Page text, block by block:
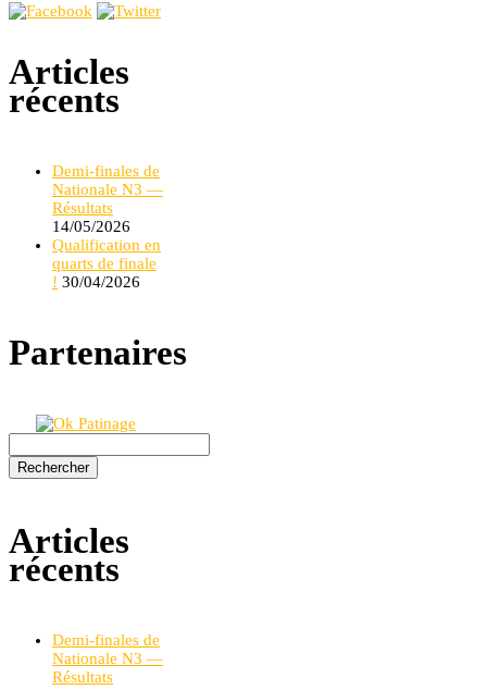
Articles
récents
Demi-finales de
Nationale N3 —
Résultats
14/05/2026
Qualification en
quarts de finale
! 30/04/2026
Partenaires
Articles
récents
Demi-finales de
Nationale N3 —
Résultats